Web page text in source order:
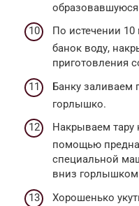
По истечении 10
банок воду,
приготовления
Банку заливаем
горлышко.
Накрываем
помощью
специальной
вниз горлышком
Хорошенько